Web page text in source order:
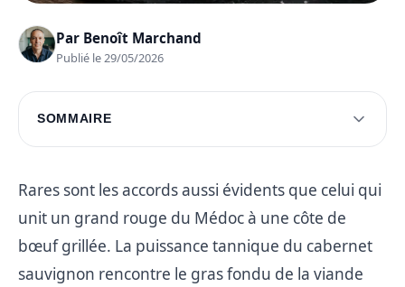
Par Benoît Marchand
Publié le 29/05/2026
SOMMAIRE
Pourquoi le Médoc est idéal avec la côte de
Préparation de la côte de bœuf pour un accord
parfait
Dégustation et service
Rares sont les accords aussi évidents que celui qui
unit un grand rouge du Médoc à une côte de
bœuf grillée. La puissance tannique du cabernet
sauvignon rencontre le gras fondu de la viande